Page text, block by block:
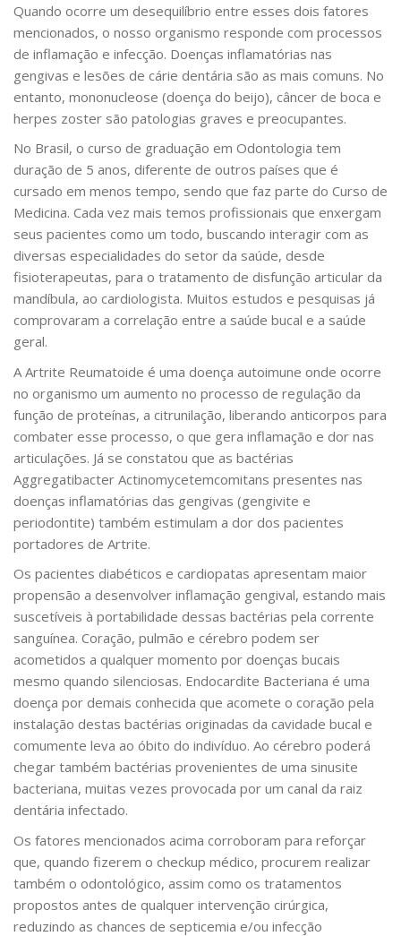
Quando ocorre um desequilíbrio entre esses dois fatores
mencionados, o nosso organismo responde com processos
de inflamação e infecção. Doenças inflamatórias nas
gengivas e lesões de cárie dentária são as mais comuns. No
entanto, mononucleose (doença do beijo), câncer de boca e
herpes zoster são patologias graves e preocupantes.
No Brasil, o curso de graduação em Odontologia tem
duração de 5 anos, diferente de outros países que é
cursado em menos tempo, sendo que faz parte do Curso de
Medicina. Cada vez mais temos profissionais que enxergam
seus pacientes como um todo, buscando interagir com as
diversas especialidades do setor da saúde, desde
fisioterapeutas, para o tratamento de disfunção articular da
mandíbula, ao cardiologista. Muitos estudos e pesquisas já
comprovaram a correlação entre a saúde bucal e a saúde
geral.
A Artrite Reumatoide é uma doença autoimune onde ocorre
no organismo um aumento no processo de regulação da
função de proteínas, a citrunilação, liberando anticorpos para
combater esse processo, o que gera inflamação e dor nas
articulações. Já se constatou que as bactérias
Aggregatibacter Actinomycetemcomitans presentes nas
doenças inflamatórias das gengivas (gengivite e
periodontite) também estimulam a dor dos pacientes
portadores de Artrite.
Os pacientes diabéticos e cardiopatas apresentam maior
propensão a desenvolver inflamação gengival, estando mais
suscetíveis à portabilidade dessas bactérias pela corrente
sanguínea. Coração, pulmão e cérebro podem ser
acometidos a qualquer momento por doenças bucais
mesmo quando silenciosas. Endocardite Bacteriana é uma
doença por demais conhecida que acomete o coração pela
instalação destas bactérias originadas da cavidade bucal e
comumente leva ao óbito do indivíduo. Ao cérebro poderá
chegar também bactérias provenientes de uma sinusite
bacteriana, muitas vezes provocada por um canal da raiz
dentária infectado.
Os fatores mencionados acima corroboram para reforçar
que, quando fizerem o checkup médico, procurem realizar
também o odontológico, assim como os tratamentos
propostos antes de qualquer intervenção cirúrgica,
reduzindo as chances de septicemia e/ou infecção